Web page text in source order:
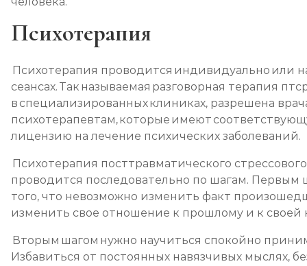
Психотерапия
Психотерапия проводится индивидуально или
сеансах. Так называемая разговорная терапия
в специализированных клиниках, разрешена
психотерапевтам, которые имеют
лицензию на лечение психических заболеваний.
Психотерапия посттравматического
проводится последовательно по шагам. Первым
того, что невозможно изменить факт
изменить свое отношение к прошлому и к
Вторым шагом нужно научиться спокойно
Избавиться от постоянных навязчивых мыслях,